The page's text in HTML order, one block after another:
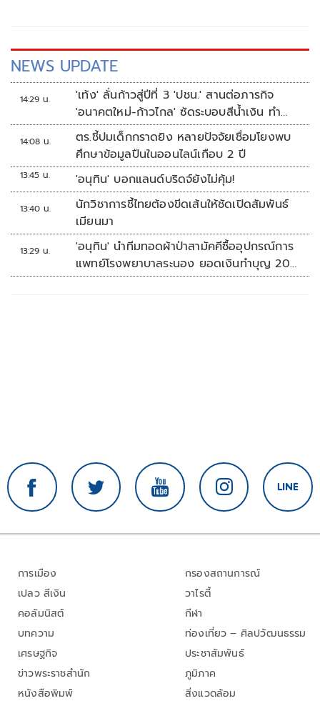
NEWS UPDATE
14:29 น.
'เท้ง' ลั่นก้าวสู่ปีที่ 3 'ปชน.' สานต่อภารกิจ
'อนาคตใหม่-ก้าวไกล' ซัดระบอบสีน้ำเงิน ทำ
หลักนิติรัฐ-นิติธรรมสั่นคลอน
14:08 น.
ตร.ชี้ปมเด็กกราดยิง หลายปัจจัยเชื่อมโยงพบ
ศึกษาข้อมูลปืนในออนไลน์เกือบ 2 ปี
13:45 น. 'อนุทิน' บอกแลนด์บริดจ์ยังไม่คุ้ม!
13:40 น.
นักวิชาการชี้ไทยต้องขีดเส้นให้ชัดเปิดสัมพันธ์
เมียนมา
13:29 น.
'อนุทิน' นำทีมทอดผ้าป่าสามัคคีซื้ออุปกรณ์การ
แพทย์โรงพยาบาลระนอง ยอดเงินทำบุญ 20
ล้านบาท
การเมือง
เปลว สีเงิน
คอลัมนิสต์
บทความ
เศรษฐกิจ
ข่าวพระราชสำนัก
หนังสือพิมพ์
กรองสถานการณ์
วาไรตี้
กีฬา
ท่องเที่ยว – ศิลปวัฒนธรรม
ประชาสัมพันธ์
ภูมิภาค
สิ่งแวดล้อม